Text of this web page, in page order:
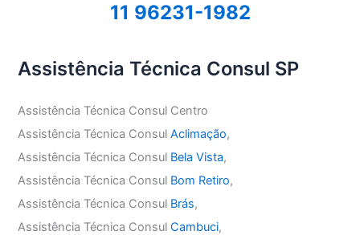
11 96231-1982
Assistência Técnica Consul SP
Assistência Técnica Consul Centro
Assistência Técnica ConsulAclimação,
Assistência Técnica Consul Bela Vista,
Assistência Técnica Consul Bom Retiro,
Assistência Técnica Consul Brás,
Assistência Técnica ConsulCambuci,